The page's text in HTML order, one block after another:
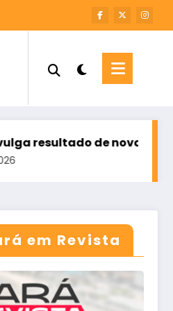
chamada para o 2º
em Revista